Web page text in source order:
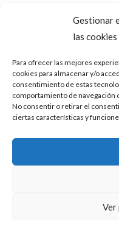
Gestionar
las cookies
Para ofrecer las mejores
cookies para almacenar y/o
consentimiento de estas
comportamiento de navegación
No consentir o retirar el
ciertas características y
Ver
Diseño y